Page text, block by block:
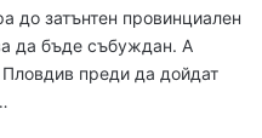
до затънтен провинциален
да бъде събуждан. А
преди да дойдат